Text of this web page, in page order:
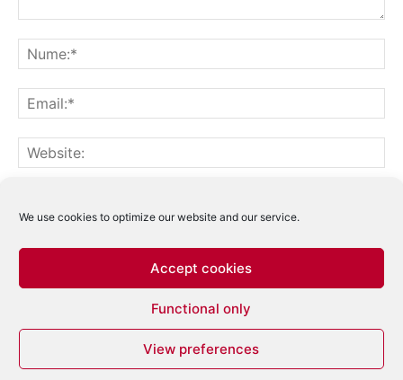
We use cookies to optimize our website and our service.
Accept cookies
Functional only
View preferences
Notifică-mă prin email când sunt publicate articole noi.
Acest site folosește Akismet pentru a reduce
Află cum sunt procesate datele
comentariilor tale